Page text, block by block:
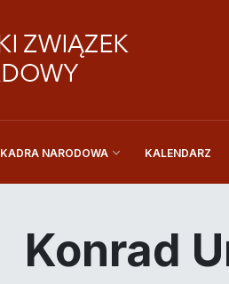
KADRA NARODOWA KALENDARZ
Konrad